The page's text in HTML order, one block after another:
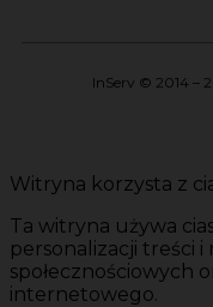
InServ © 2014 –
Witryna korzysta z
Ta witryna używa
personalizacji treści
społecznościowych
internetowego.